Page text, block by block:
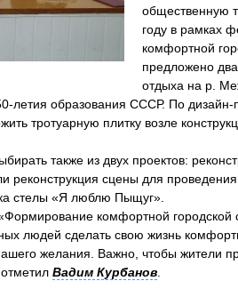
общественную
году в рамках
комфортной
предложено
отдыха на р.
летия образования СССР. По дизайн-
тротуарную плитку возле
также из двух проектов:
реконструкция сцены для
стелы «Я люблю Пыщуг».
комфортной городской
людей сделать свою жизнь
желания. Важно, чтобы жители
Вадим Курбанов